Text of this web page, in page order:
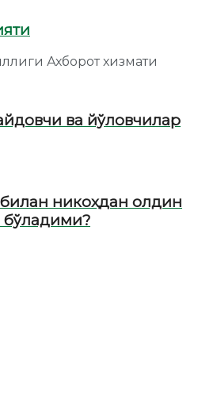
Ахборот хизмати
ва йўловчилар
никоҳдан олдин
бўладими?